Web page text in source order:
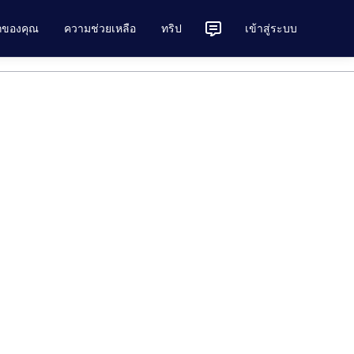
ของคุณ ความช่วยเหลือ ทริป เข้าสู่ระบบ